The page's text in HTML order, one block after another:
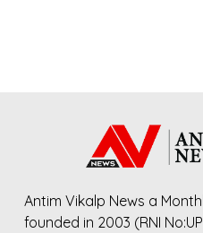
Antim Vikalp News a
founded in 2003 (RNI